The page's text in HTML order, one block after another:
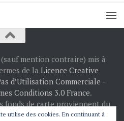
mention contraire) mis à
de la Licence Creative
d’Utilisation Commerciale -
Conditions 3.0 France.
fonds de carte proviennent du
: © les contributeurs
utilise des cookies. En continuant à